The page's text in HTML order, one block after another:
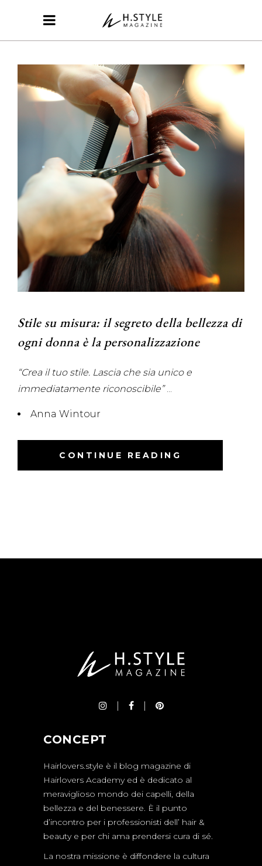
Stile su misura: il segreto della bellezza di
ogni donna è la personalizzazione
“Crea il tuo stile. Lascia che sia unico e
immediatamente riconoscibile”
Anna Wintour
CONTINUE READING
CONCEPT
Hairlovers.style è il blog magazine di
Hairlovers Academy ed è dedicato al
meraviglioso mondo dei capelli, della
bellezza e del benessere. È il punto
d’incontro per i professionisti dell’ hair &
beauty e per chi ama prendersi cura di sé.
La nostra missione è diffondere la cultura